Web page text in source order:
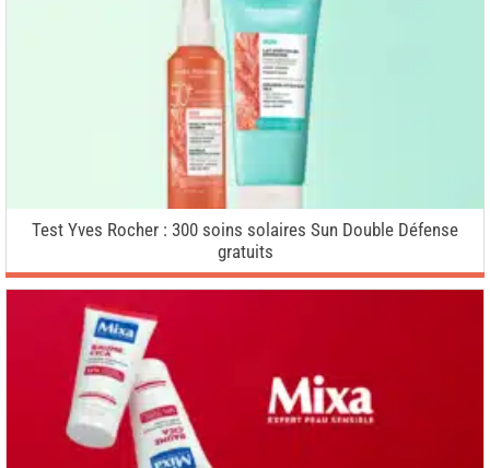
Test Yves Rocher : 300 soins solaires Sun Double Défense
gratuits